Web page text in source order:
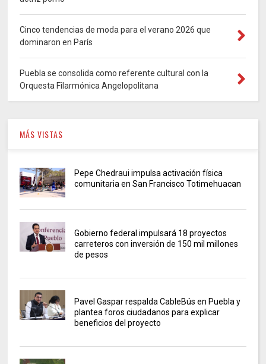
Cinco tendencias de moda para el verano 2026 que
dominaron en París
Puebla se consolida como referente cultural con la
Orquesta Filarmónica Angelopolitana
MÁS VISTAS
Pepe Chedraui impulsa activación física
comunitaria en San Francisco Totimehuacan
Gobierno federal impulsará 18 proyectos
carreteros con inversión de 150 mil millones
de pesos
Pavel Gaspar respalda CableBús en Puebla y
plantea foros ciudadanos para explicar
beneficios del proyecto